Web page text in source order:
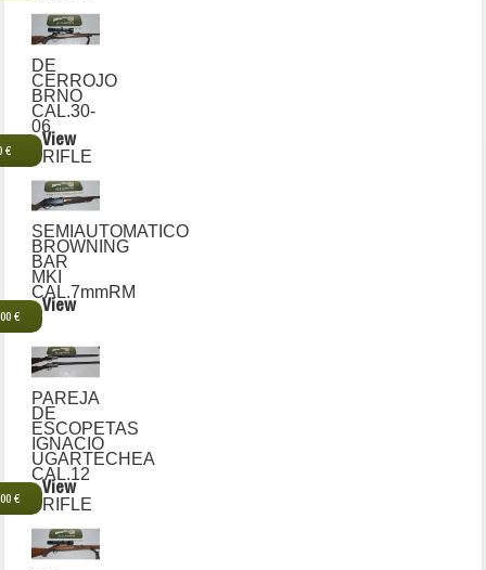
DE
CERROJO
BRNO
CAL.30-
06
€
View
RIFLE
SEMIAUTOMATICO
BROWNING
BAR
MKI
CAL.7mmRM
€
View
PAREJA
DE
ESCOPETAS
IGNACIO
UGARTECHEA
CAL.12
€
View
RIFLE